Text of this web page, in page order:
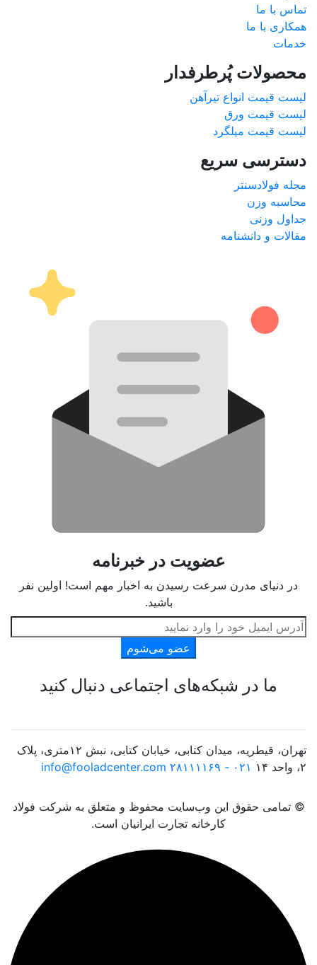
تماس با ما
همکاری با ما
خدمات
محصولات پُرطرفدار
لیست قیمت انواع تیرآهن
لیست قیمت ورق
لیست قیمت میلگرد
دسترسی سریع
مجله فولادسنتر
محاسبه وزن
جداول وزنی
مقالات و دانشنامه
عضویت در خبرنامه
در دنیای مدرن سرعت رسیدن به اخبار مهم است! اولین نفر
باشید.
عضو می‌شوم
ما در شبکه‌های اجتماعی دنبال کنید
تهران، قیطریه، میدان کتابی، خیابان کتابی، نبش ۱۲متری، پلاک
۲، واحد ۱۴
۰۲۱ - ۲۸۱۱۱۱۶۹ info@fooladcenter.com
© تمامی حقوق این وب‌سایت محفوظ و متعلق به شرکت فولاد
کارخانه تجارت ایرانیان است.